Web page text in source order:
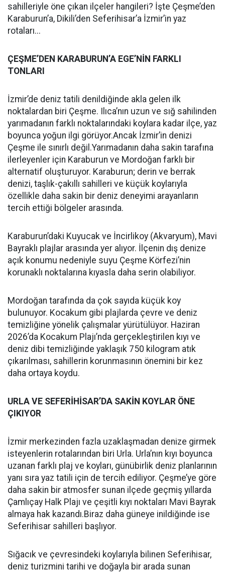
sahilleriyle öne çıkan ilçeler hangileri? İşte Çeşme’den
Karaburun’a, Dikili’den Seferihisar’a İzmir’in yaz
rotaları...
ÇEŞME’DEN KARABURUN’A EGE’NİN FARKLI
TONLARI
İzmir’de deniz tatili denildiğinde akla gelen ilk
noktalardan biri Çeşme. Ilıca’nın uzun ve sığ sahilinden
yarımadanın farklı noktalarındaki koylara kadar ilçe, yaz
boyunca yoğun ilgi görüyor.Ancak İzmir’in denizi
Çeşme ile sınırlı değil.Yarımadanın daha sakin tarafına
ilerleyenler için Karaburun ve Mordoğan farklı bir
alternatif oluşturuyor. Karaburun; derin ve berrak
denizi, taşlık-çakıllı sahilleri ve küçük koylarıyla
özellikle daha sakin bir deniz deneyimi arayanların
tercih ettiği bölgeler arasında.
Karaburun’daki Kuyucak ve İncirlikoy (Akvaryum), Mavi
Bayraklı plajlar arasında yer alıyor. İlçenin dış denize
açık konumu nedeniyle suyu Çeşme Körfezi’nin
korunaklı noktalarına kıyasla daha serin olabiliyor.
Mordoğan tarafında da çok sayıda küçük koy
bulunuyor. Kocakum gibi plajlarda çevre ve deniz
temizliğine yönelik çalışmalar yürütülüyor. Haziran
2026’da Kocakum Plajı’nda gerçekleştirilen kıyı ve
deniz dibi temizliğinde yaklaşık 750 kilogram atık
çıkarılması, sahillerin korunmasının önemini bir kez
daha ortaya koydu.
URLA VE SEFERİHİSAR’DA SAKİN KOYLAR ÖNE
ÇIKIYOR
İzmir merkezinden fazla uzaklaşmadan denize girmek
isteyenlerin rotalarından biri Urla. Urla’nın kıyı boyunca
uzanan farklı plaj ve koyları, günübirlik deniz planlarının
yanı sıra yaz tatili için de tercih ediliyor. Çeşme’ye göre
daha sakin bir atmosfer sunan ilçede geçmiş yıllarda
Çamlıçay Halk Plajı ve çeşitli kıyı noktaları Mavi Bayrak
almaya hak kazandı.Biraz daha güneye inildiğinde ise
Seferihisar sahilleri başlıyor.
Sığacık ve çevresindeki koylarıyla bilinen Seferihisar,
deniz turizmini tarihi ve doğayla bir arada sunan